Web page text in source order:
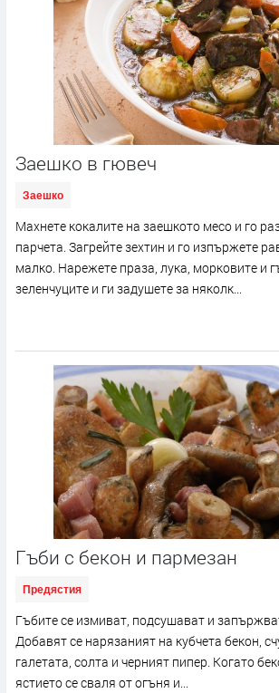
Заешко в гювеч
Заешко
Махнете кокалите на заешкото месо и го
парчета. Загрейте зехтин и го изпържете
малко. Нарежете праза, лука, морковите и
зеленчуците и ги задушете за няколк...
Гъби с бекон и пармезан
Предястия
Гъбите се измиват, подсушават и
Добавят се нарязаният на кубчета бекон,
галетата, солта и черният пипер. Когато
ястието се сваля от огъня и...